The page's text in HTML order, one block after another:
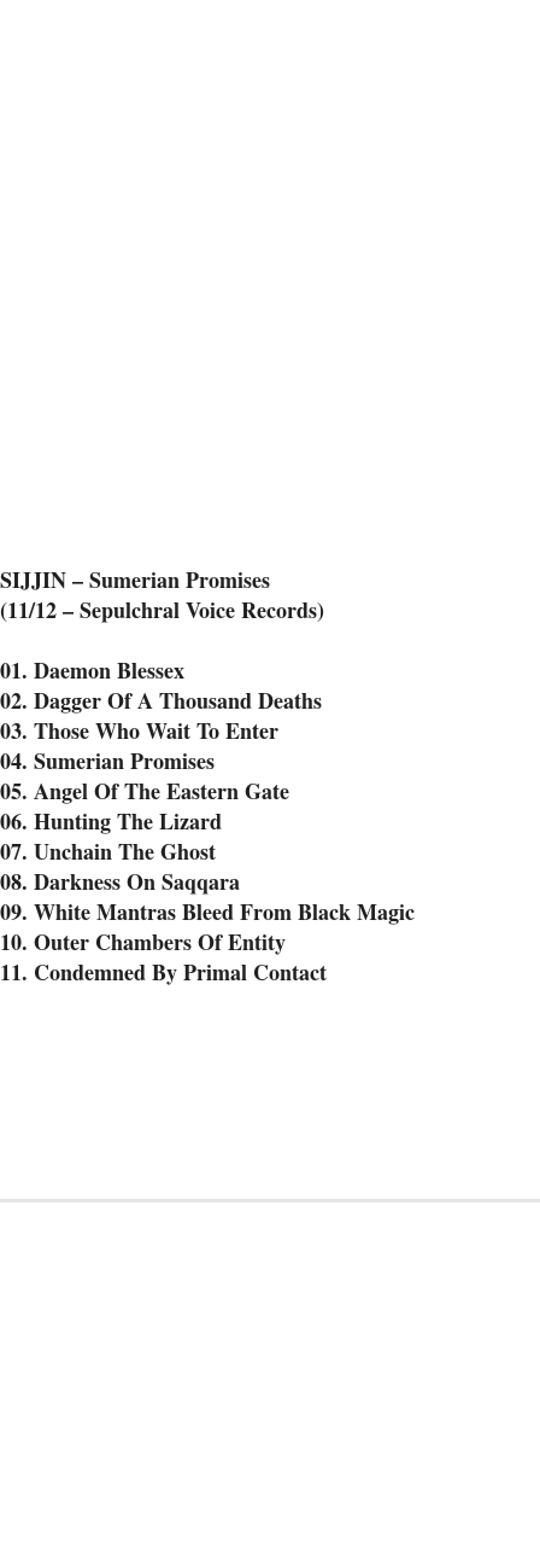
SIJJIN – Sumerian Promises
(11/12 – Sepulchral Voice Records)
01. Daemon Blessex
02. Dagger Of A Thousand Deaths
03. Those Who Wait To Enter
04. Sumerian Promises
05. Angel Of The Eastern Gate
06. Hunting The Lizard
07. Unchain The Ghost
08. Darkness On Saqqara
09. White Mantras Bleed From Black Magic
10. Outer Chambers Of Entity
11. Condemned By Primal Contact